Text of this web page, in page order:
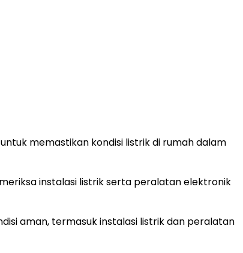
memastikan kondisi listrik di rumah dalam
instalasi listrik serta peralatan elektronik
aman, termasuk instalasi listrik dan peralatan